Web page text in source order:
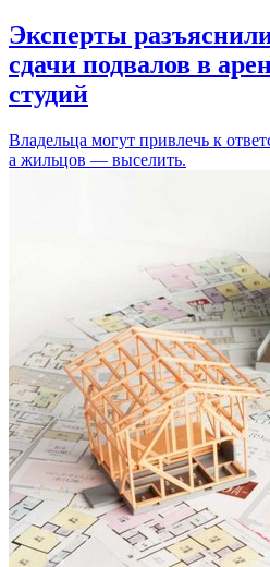
Эксперты
сдачи подвалов в
студий
Владельца могут привлечь к
а жильцов — выселить.